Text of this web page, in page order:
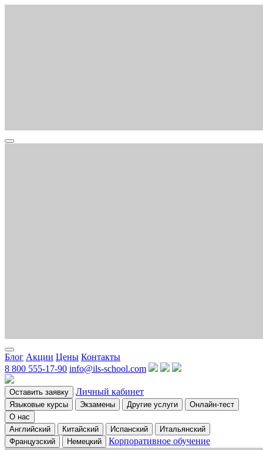
Блог Акции Цены Контакты
8 800 555-17-90 info@ils-school.com
Оставить заявку Личный кабинет
Языковые курсы Экзамены Другие услуги
Онлайн-тест
О нас
Английский
Китайский Испанский
Итальянский
Французский
Немецкий Корпоративное обучение